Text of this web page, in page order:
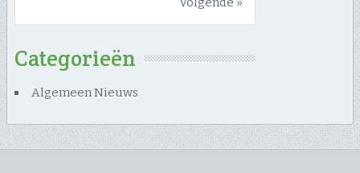
Categorieën
Algemeen Nieuws